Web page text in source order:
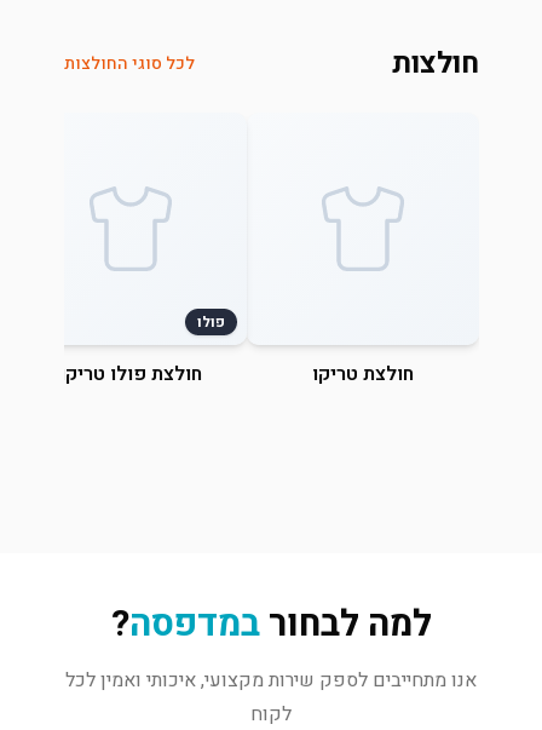
חולצות לכל סוגי החולצות
חולצת טריקו
פולו
חולצת פולו טריקו
למה לבחורבמדפסה?
אנו מתחייבים לספק שירות מקצועי, איכותי ואמין לכל
לקוח